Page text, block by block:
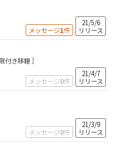
メッセージ1件
21/5/6
リリース
き移籍 ］
メッセージ0件
21/4/7
リリース
メッセージ0件
21/3/9
リリース